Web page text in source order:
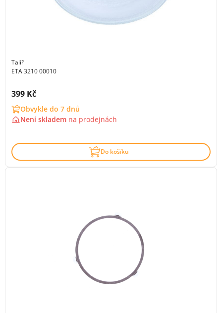
Talíř
ETA 3210 00010
Cena s DPH:
399 Kč
Obvykle do 7 dnů
Není skladem na prodejnách
Do košíku